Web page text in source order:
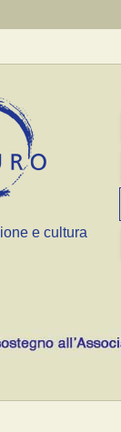
e cultura